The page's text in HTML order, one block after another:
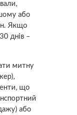
або
Якщо
днів –
митну
що
або